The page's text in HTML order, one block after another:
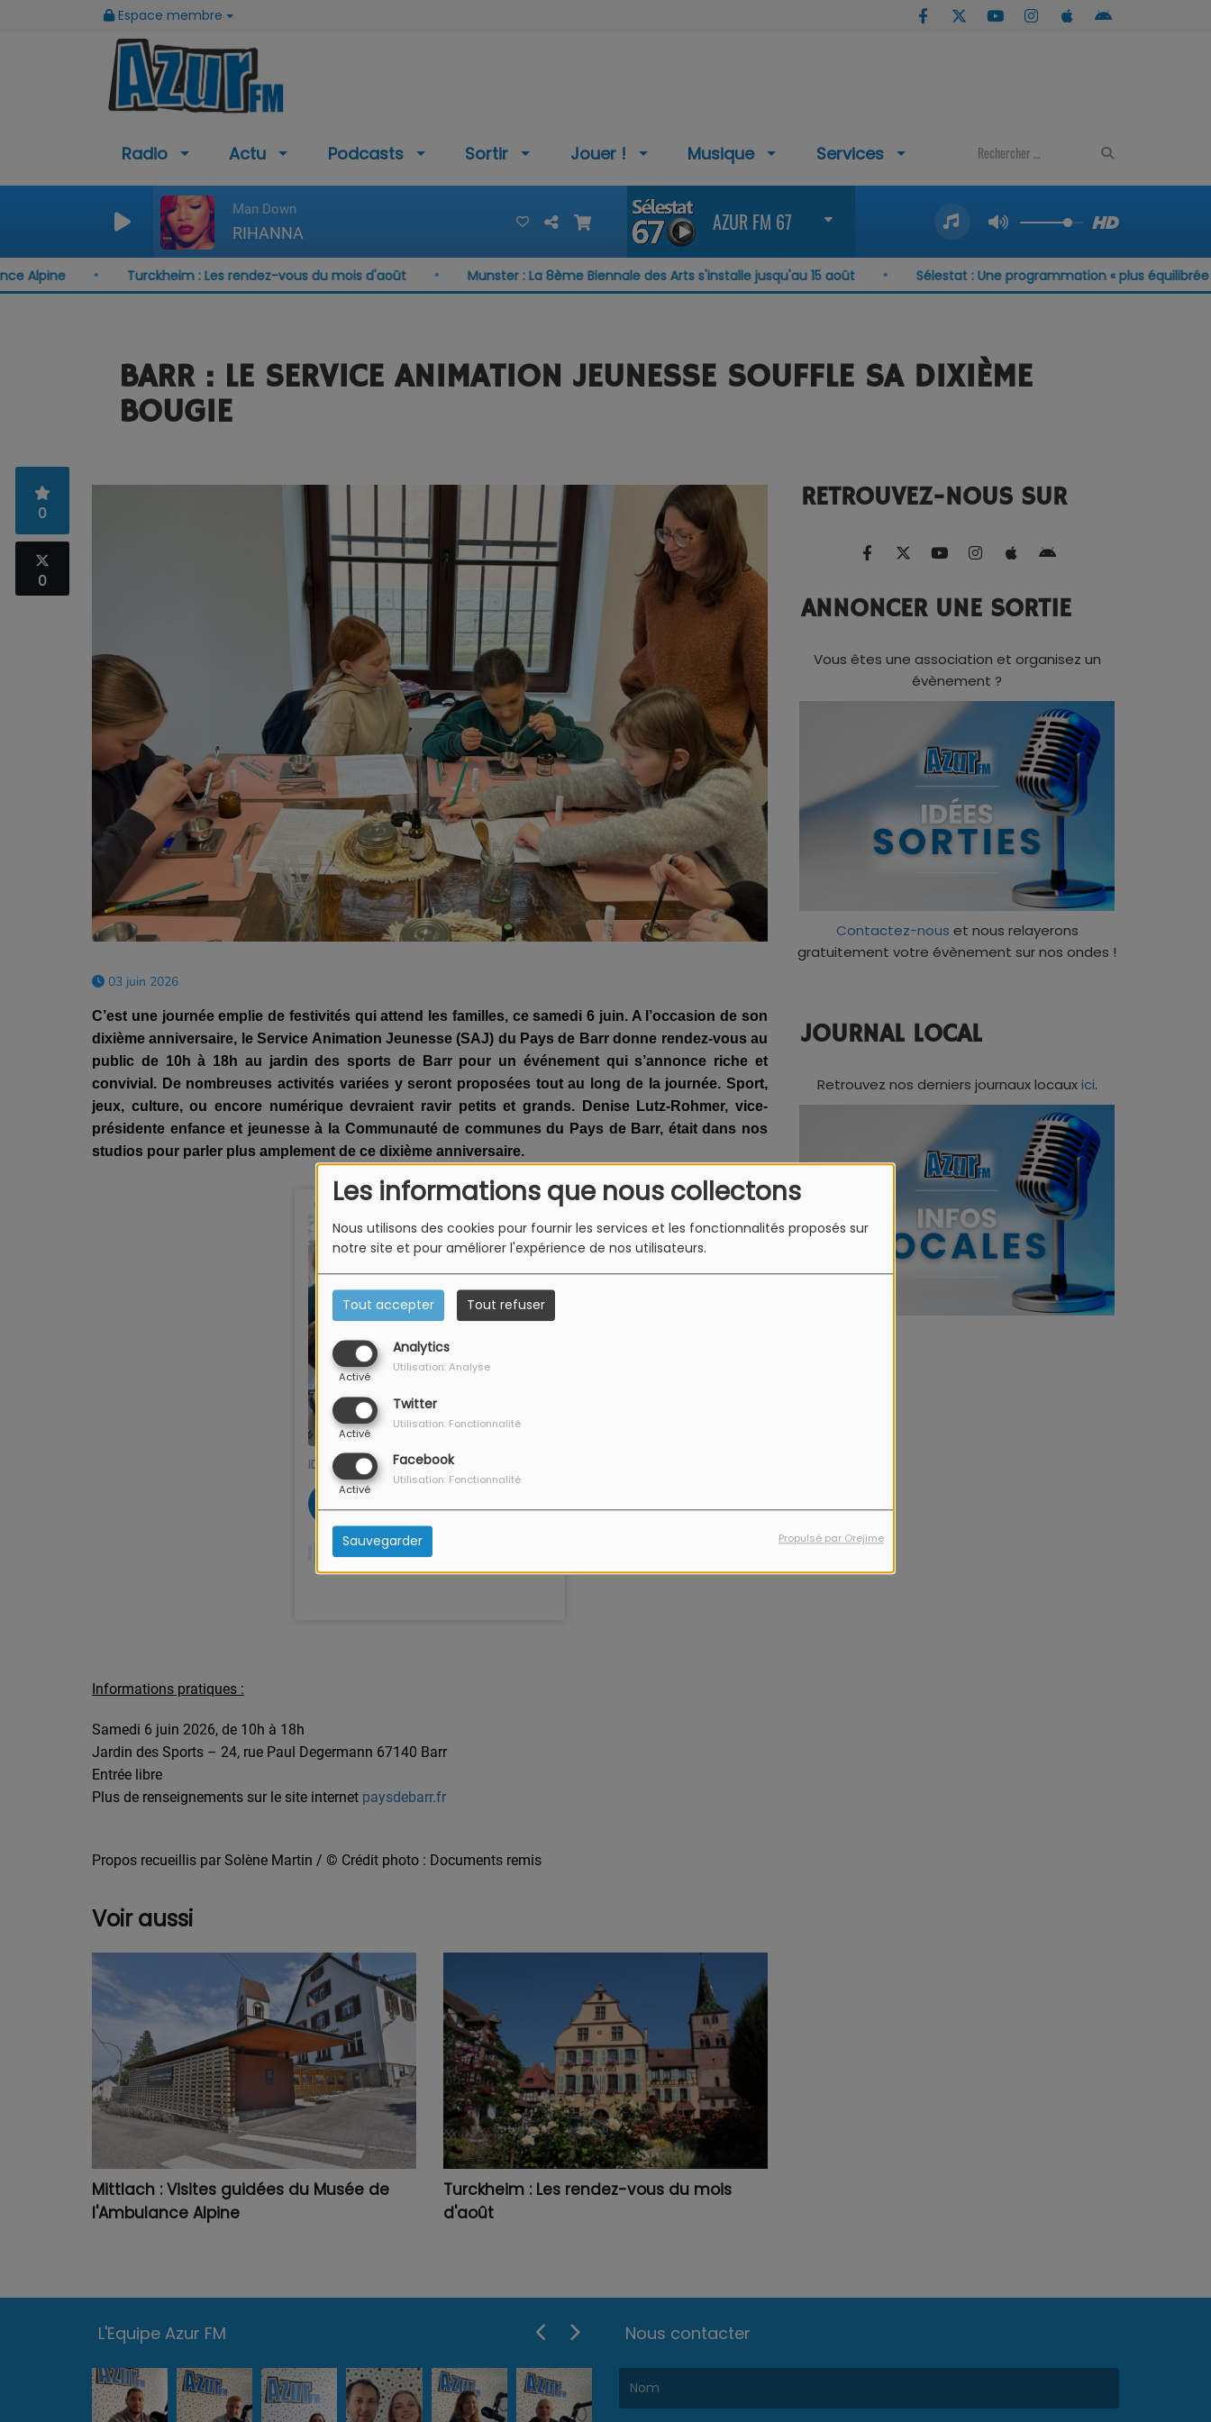
Les informations que nous collectons
Nous utilisons des cookies pour fournir les services et les fonctionnalités proposés sur
notre site et pour améliorer l'expérience de nos utilisateurs.
Tout accepter Tout refuser
Analytics
Activé
Utilisation: Analyse
Twitter
Activé
Utilisation: Fonctionnalité
Facebook
Activé
Utilisation: Fonctionnalité
Sauvegarder Propulsé par Orejime
Espace membre
Radio Actu Podcasts Sortir Jouer ! Musique Services
Man Down
RIHANNA AZUR FM 67
Turckheim : Les rendez-vous du mois d'août Munster : La 8ème Biennale des Arts s'installe jusqu'au 15 août Sélestat : Une programmation « plus équilibrée que
BARR : LE SERVICE ANIMATION JEUNESSE SOUFFLE SA DIXIÈME
BOUGIE
0
0
03 juin 2026
C’est une journée emplie de festivités qui attend les familles, ce samedi 6 juin. A l’occasion de son
dixième anniversaire, le Service Animation Jeunesse (SAJ) du Pays de Barr donne rendez-vous au
public de 10h à 18h au jardin des sports de Barr pour un événement qui s’annonce riche et
convivial. De nombreuses activités variées y seront proposées tout au long de la journée. Sport,
jeux, culture, ou encore numérique devraient ravir petits et grands. Denise Lutz-Rohmer, vice-
présidente enfance et jeunesse à la Communauté de communes du Pays de Barr, était dans nos
studios pour parler plus amplement de ce dixième anniversaire.
Informations pratiques :
Samedi 6 juin 2026, de 10h à 18h
Jardin des Sports – 24, rue Paul Degermann 67140 Barr
Entrée libre
Plus de renseignements sur le site internet paysdebarr.fr
Propos recueillis par Solène Martin / © Crédit photo : Documents remis
Voir aussi
Mittlach : Visites guidées du Musée de
l'Ambulance Alpine
Turckheim : Les rendez-vous du mois
d'août
RETROUVEZ-NOUS SUR
ANNONCER UNE SORTIE
Vous êtes une association et organisez un
évènement ?
Contactez-nous et nous relayerons
gratuitement votre évènement sur nos ondes !
JOURNAL LOCAL
Retrouvez nos derniers journaux locauxici.
L'Equipe Azur FM Nous contacter